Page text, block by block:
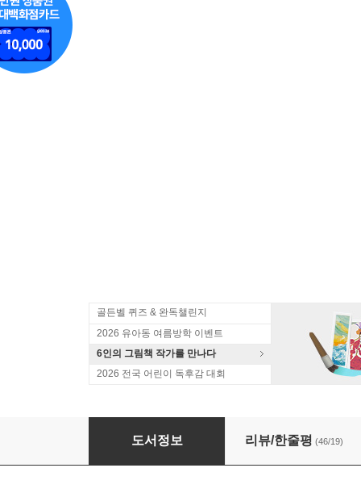
골든벨 퀴즈 & 완독챌린지
2026 유아동 여름방학 이벤트
6인의 그림책 작가를 만나다
2026 전국 어린이 독후감 대회
슈뻘맨 무인 편의점 히어로 1~4권 세트
도서정보 리뷰/한줄평 (46/19)